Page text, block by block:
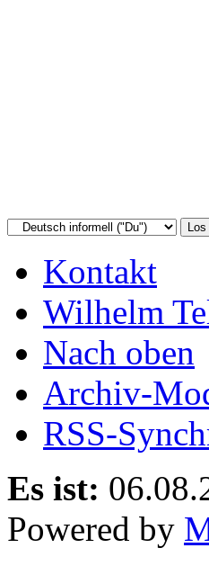
Kontakt
Wilhelm
Nach oben
Archiv-
RSS-
Es ist:
Powered by